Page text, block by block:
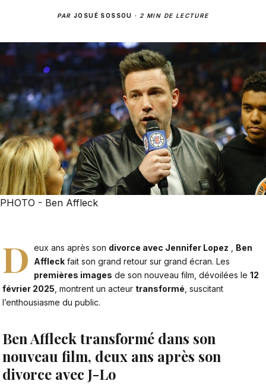
PARJOSUÉ SOSSOU · 2 MIN DE LECTURE
PHOTO - Ben Affleck
D eux ans après son divorce avec Jennifer Lopez
Ben
Affleck fait son grand retour sur grand écran. Les
premières images de son nouveau film, dévoilées le12
février 2025 , montrent un acteur transformé , suscitant
l’enthousiasme du public.
Ben Affleck transformé dans son
nouveau film, deux ans après son
divorce avec J-Lo